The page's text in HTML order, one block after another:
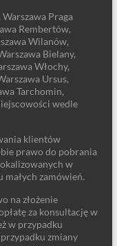
Warszawa Praga
Rembertów,
Wilanów,
Bielany,
Włochy,
Ursus,
Tarchomin,
wedle
klientów
prawo do pobrania
w
zamówień.
na złożenie
za konsultację w
w przypadku
zmiany